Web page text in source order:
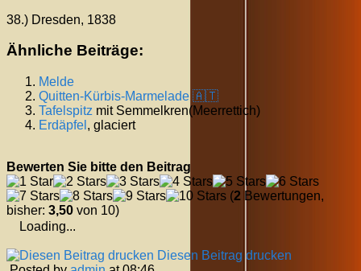
38.) Dresden, 1838
Ähnliche Beiträge:
Melde
Quitten-Kürbis-Marmelade 🇦🇹
Tafelspitz mit Semmelkren(Meerrettich)
Erdäpfel , glaciert
Bewerten Sie bitte den Beitrag
(2 Bewertungen,
bisher: 3,50 von 10)
Loading...
Diesen Beitrag drucken